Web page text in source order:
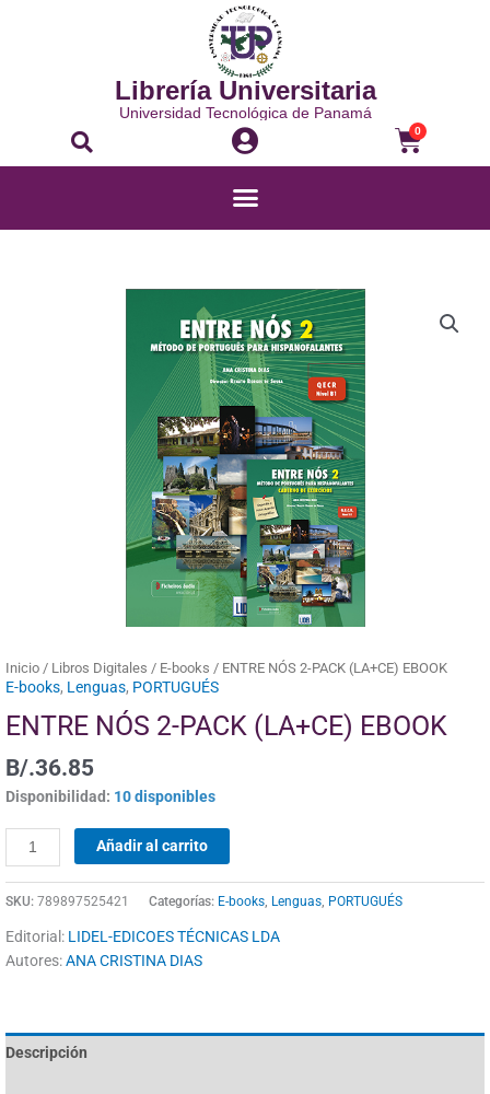
Librería Universitaria
Universidad Tecnológica de Panamá
Buscar 0
Carrito
Menú
Inicio / Libros Digitales / E-books / ENTRE NÓS 2-PACK (LA+CE) EBOOK
E-books, Lenguas, PORTUGUÉS
ENTRE NÓS 2-PACK (LA+CE) EBOOK
B/.36.85
Disponibilidad: 10 disponibles
Añadir al carrito
SKU: 789897525421 Categorías: E-books, Lenguas, PORTUGUÉS
Editorial: LIDEL-EDICOES TÉCNICAS LDA
Autores:ANA CRISTINA DIAS
Descripción